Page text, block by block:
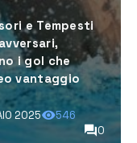
e Tempesti
i gol che
vantaggio
2025
546
0